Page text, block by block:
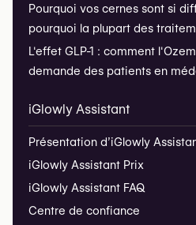
Pourquoi vos cernes sont si
pourquoi la plupart des
L'effet GLP-1 : comment
demande des patients en
iGlowly Assistant
Présentation d’iGlowly
iGlowly Assistant Prix
iGlowly Assistant FAQ
Centre de confiance